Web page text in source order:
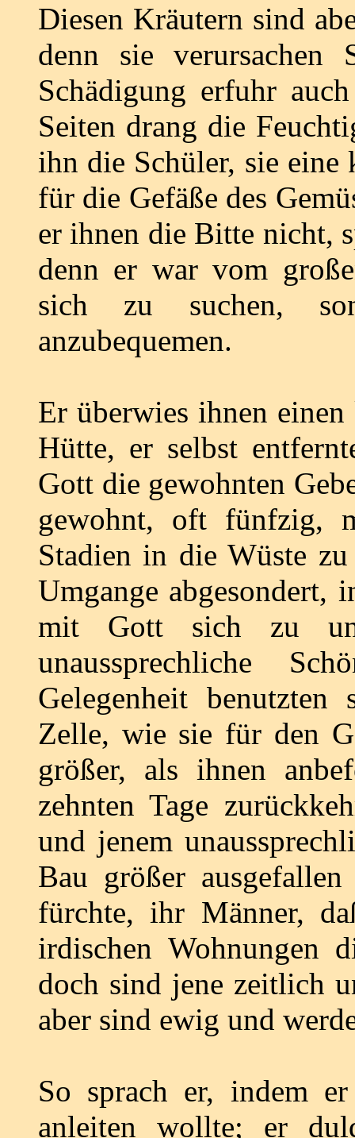
Diesen Kräutern sind
denn sie verursachen
Schädigung erfuhr
Seiten drang die
ihn die Schüler, sie eine
für die Gefäße des
er ihnen die Bitte nicht,
denn er war vom
sich zu suchen,
anzubequemen.
Er überwies ihnen
Hütte, er selbst
Gott die gewohnten
gewohnt, oft fünfzig,
Stadien in die Wüste
Umgange abgesondert,
mit Gott sich zu
unaussprechliche
Gelegenheit
Zelle, wie sie für den
größer, als ihnen
zehnten Tage
und jenem
Bau größer
fürchte, ihr Männer,
irdischen Wohnungen
doch sind jene zeitlich
aber sind ewig und
So sprach er, indem
anleiten wollte; er